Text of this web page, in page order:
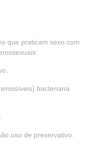
que praticam sexo com
bacteriana
uso de preservativo.